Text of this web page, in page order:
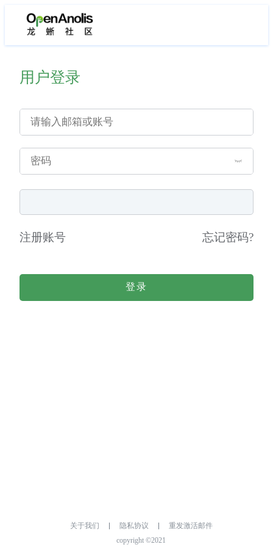
用户登录
注册账号 忘记密码?
登录
关于我们 隐私协议
重发激活邮件
copyright ©2021